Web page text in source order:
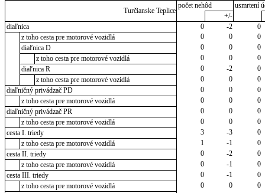
Turčianske Teplice
počet nehôd
usmrtení
+/-
diaľnica
0 -2
0
z toho cesta pre motorové vozidlá
0 0
0
diaľnica D
0 0
0
z toho cesta pre motorové vozidlá
0 0
0
diaľnica R
0 -2
0
z toho cesta pre motorové vozidlá
0 0
0
diaľničný privádzač PD
0 0
0
z toho cesta pre motorové vozidlá
0 0
0
diaľničný privádzač PR
0 0
0
z toho cesta pre motorové vozidlá
0 0
0
cesta I. triedy
3 -3
0
z toho cesta pre motorové vozidlá
1 -1
0
cesta II. triedy
0 -2
0
z toho cesta pre motorové vozidlá
0 -1
0
cesta III. triedy
0 -1
0
z toho cesta pre motorové vozidlá
0 0
0